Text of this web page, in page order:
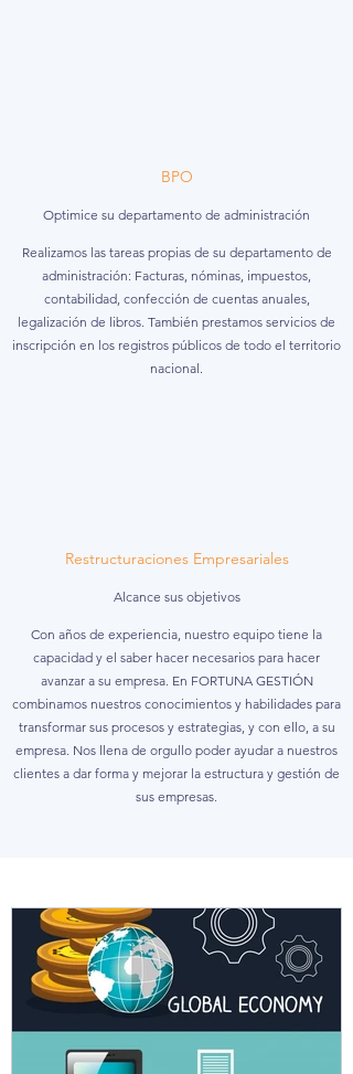
BPO
Optimice su departamento de administración
Realizamos las tareas propias de su departamento de
administración: Facturas, nóminas, impuestos,
contabilidad, confección de cuentas anuales,
legalización de libros. También prestamos servicios de
inscripción en los registros públicos de todo el territorio
nacional.
Restructuraciones Empresariales
Alcance sus objetivos
Con años de experiencia, nuestro equipo tiene la
capacidad y el saber hacer necesarios para hacer
avanzar a su empresa. En FORTUNA GESTIÓN
combinamos nuestros conocimientos y habilidades para
transformar sus procesos y estrategias, y con ello, a su
empresa. Nos llena de orgullo poder ayudar a nuestros
clientes a dar forma y mejorar la estructura y gestión de
sus empresas.